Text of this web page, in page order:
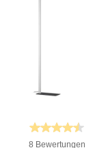
8 Bewertungen